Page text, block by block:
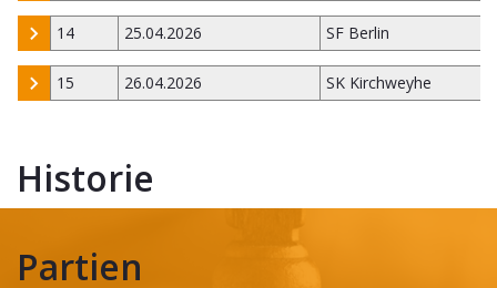
14 25.04.2026 SF Berlin
15 26.04.2026 SK Kirchweyhe
Historie
Partien